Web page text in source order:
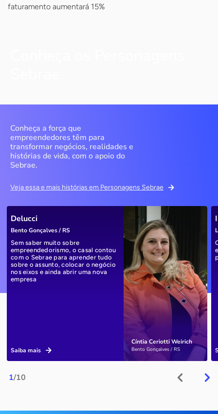
faturamento aumentará 15%
Conheça a força que
empreendedores têm para
transformar negócios, realidades e
histórias de vida, com o apoio do
Sebrae.
Veja essa e mais histórias em Personagens Sebrae
1/10
Cíntia Ceriotti Weirich
Bento Gonçalves / RS
Delucci
Bento Gonçalves / RS
Sem saber muito sobre
empreendedorismo, o casal contou
com o Sebrae para aprender tudo
sobre o assunto, colocar o negócio
nos eixos e ainda abrir uma nova
empresa
Saiba mais